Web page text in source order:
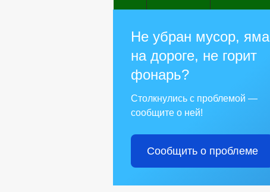
Не убран мусор, яма
на дороге, не горит
фонарь?
Столкнулись с проблемой —
сообщите о ней!
Сообщить о проблеме